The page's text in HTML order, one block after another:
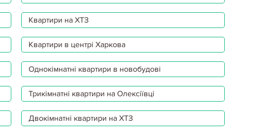
Квартири на ХТЗ
Квартири в центрі Харкова
Однокімнатні квартири в новобудові
Трикімнатні квартири на Олексіївці
Двокімнатні квартири на ХТЗ